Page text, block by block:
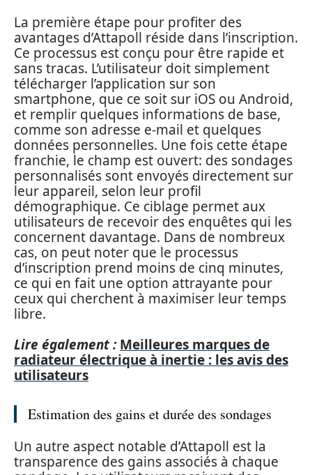
La première étape pour profiter des
avantages d’Attapoll réside dans l’inscription.
Ce processus est conçu pour être rapide et
sans tracas. L’utilisateur doit simplement
télécharger l’application sur son
smartphone, que ce soit sur iOS ou Android,
et remplir quelques informations de base,
comme son adresse e-mail et quelques
données personnelles. Une fois cette étape
franchie, le champ est ouvert: des sondages
personnalisés sont envoyés directement sur
leur appareil, selon leur profil
démographique. Ce ciblage permet aux
utilisateurs de recevoir des enquêtes qui les
concernent davantage. Dans de nombreux
cas, on peut noter que le processus
d’inscription prend moins de cinq minutes,
ce qui en fait une option attrayante pour
ceux qui cherchent à maximiser leur temps
libre.
Lire également : Meilleures marques de
radiateur électrique à inertie : les avis des
utilisateurs
Estimation des gains et durée des sondages
Un autre aspect notable d’Attapoll est la
transparence des gains associés à chaque